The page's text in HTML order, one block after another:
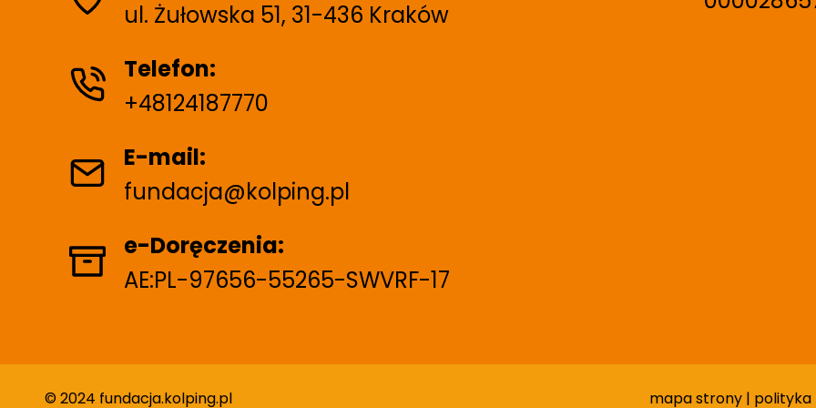
o
w
n
i
ul. Żułowska 51, 31-436 Kraków
Telefon:
+48124187770
E-mail:
fundacja@kolping.pl
e-Doręczenia:
AE:PL-97656-55265-SWVRF-17
© 2024 fundacja.kolping.pl mapa strony |